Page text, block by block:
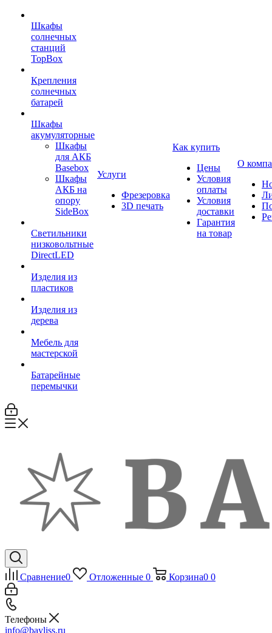
Шкафы
солнечных
станций
TopBox
Крепления
солнечных
батарей
Шкафы
акумуляторные
Шкафы
для АКБ
Basebox
Шкафы
АКБ на
опору
SideBox
Светильники
низковольтные
DirectLED
Изделия из
пластиков
Изделия из
дерева
Мебель для
мастерской
Батарейные
перемычки
Услуги
Фрезеровка
3D печать
Как купить
Цены
Условия
оплаты
Условия
доставки
Гарантия
на товар
О
Сравнение0 Отложенные 0 Корзина0 0
Телефоны
info@bayliss.ru